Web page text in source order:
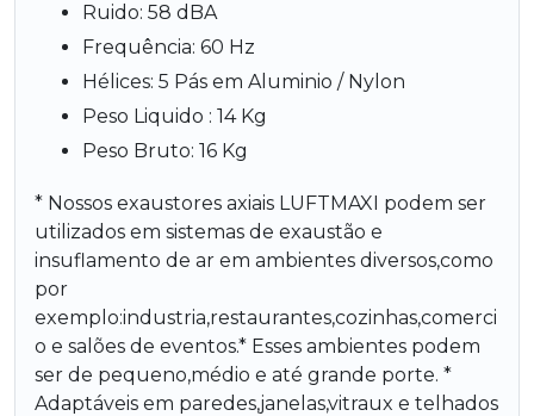
Ruido: 58 dBA
Frequência: 60 Hz
Hélices: 5 Pás em Aluminio / Nylon
Peso Liquido : 14 Kg
Peso Bruto: 16 Kg
* Nossos exaustores axiais LUFTMAXI podem ser
utilizados em sistemas de exaustão e
insuflamento de ar em ambientes diversos,como
por
exemplo:industria,restaurantes,cozinhas,comerci
o e salões de eventos.* Esses ambientes podem
ser de pequeno,médio e até grande porte. *
Adaptáveis em paredes,janelas,vitraux e telhados